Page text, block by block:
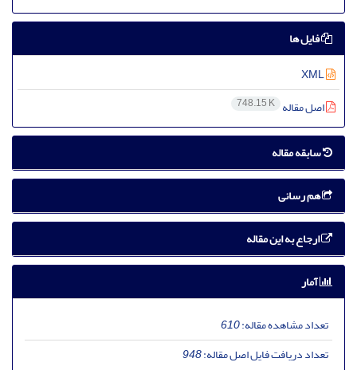
فایل ها
اصل مقاله 748.15 K
سابقه مقاله
هم رسانی
ارجاع به این مقاله
آمار
تعداد مشاهده مقاله:610
تعداد دریافت فایل اصل مقاله:948